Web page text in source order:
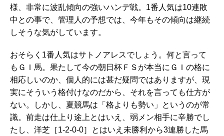
様、非常に波乱傾向の強いハンデ戦。1番人気は10連敗
中との事で、管理人の予想では、今年もその傾向は継続
しそうな気がしています。
おそらく1番人気はサトノアレスでしょう。何と言って
もＧＩ馬。果たして今の朝日杯ＦＳが本当にＧＩの格に
相応しいのか、個人的には甚だ疑問ではありますが、現
実にそういう格付けなのだから、それを言っても仕方が
ない。しかし、夏競馬は「格よりも勢い」というのが常
識。前走は仕上り途上とはいえ、弱メン相手に辛勝でし
たし、洋芝［1-2-0-0］とはいえ未勝利から3連勝した馬